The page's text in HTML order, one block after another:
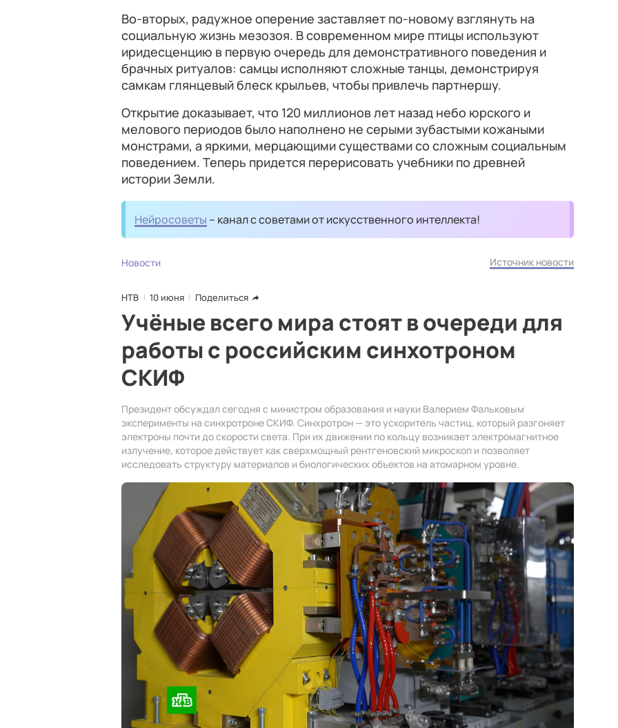
Во-вторых, радужное оперение заставляет по-новому взглянуть на
социальную жизнь мезозоя. В современном мире птицы используют
иридесценцию в первую очередь для демонстративного поведения и
брачных ритуалов: самцы исполняют сложные танцы, демонстрируя
самкам глянцевый блеск крыльев, чтобы привлечь партнершу.
Открытие доказывает, что 120 миллионов лет назад небо юрского и
мелового периодов было наполнено не серыми зубастыми кожаными
монстрами, а яркими, мерцающими существами со сложным социальным
поведением. Теперь придется перерисовать учебники по древней
истории Земли.
Нейросоветы – канал с советами от искусственного интеллекта!
Новости Источник новости
НТВ 10 июня Поделиться
Учёные всего мира стоят в очереди для
работы с российским синхотроном
СКИФ
Президент обсуждал сегодня с министром образования и науки Валерием Фальковым
эксперименты на синхротроне СКИФ. Синхротрон — это ускоритель частиц, который разгоняет
электроны почти до скорости света. При их движении по кольцу возникает электромагнитное
излучение, которое действует как сверхмощный рентгеновский микроскоп и позволяет
исследовать структуру материалов и биологических объектов на атомарном уровне.